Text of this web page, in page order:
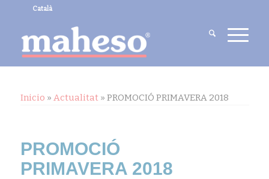
Català
Inicio » Actualitat» PROMOCIÓ PRIMAVERA 2018
PROMOCIÓ
PRIMAVERA 2018